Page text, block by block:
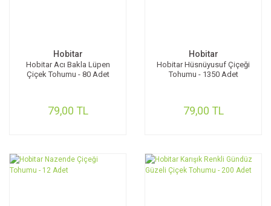
Hobitar
Hobitar Acı Bakla Lüpen
Çiçek Tohumu - 80 Adet
79,00 TL
Hobitar
Hobitar Hüsnüyusuf Çiçeği
Tohumu - 1350 Adet
79,00 TL